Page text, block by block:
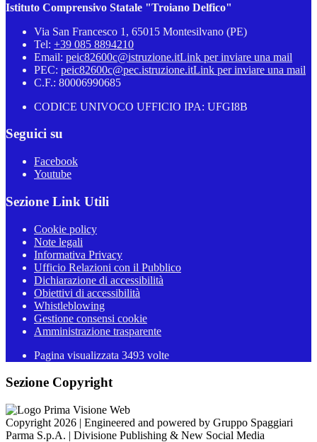
Istituto Comprensivo Statale "Troiano Delfico"
Via San Francesco 1, 65015 Montesilvano (PE)
Tel: +39 085 8894210
Email: peic82600c@istruzione.itLink per inviare una mail
PEC: peic82600c@pec.istruzione.itLink per inviare una mail
C.F.: 80006990685
CODICE UNIVOCO UFFICIO IPA: UFGI8B
Seguici su
Facebook
Youtube
Sezione Link Utili
Cookie policy
Note legali
Informativa Privacy
Ufficio Relazioni con il Pubblico
Dichiarazione di accessibilità
Obiettivi di accessibilità
Whistleblowing
Gestione consensi cookie
Amministrazione trasparente
Pagina visualizzata 3493 volte
Sezione Copyright
Copyright 2026 | Engineered and powered by Gruppo Spaggiari
Parma S.p.A. | Divisione Publishing & New Social Media